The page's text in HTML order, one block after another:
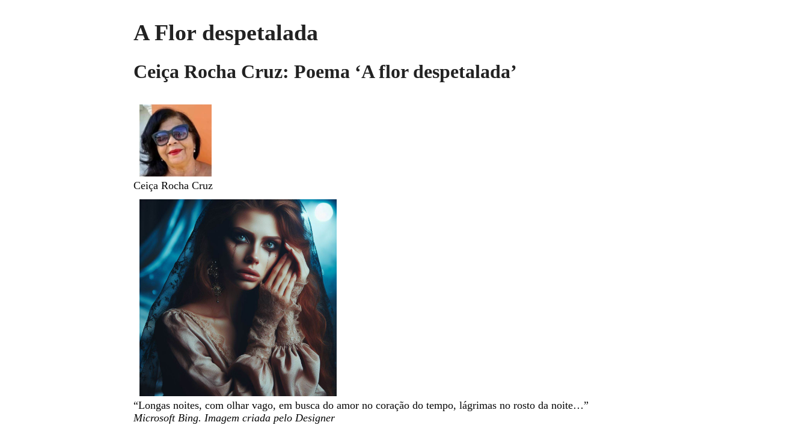
A Flor despetalada
Ceiça Rocha Cruz: Poema ‘A flor despetalada’
Ceiça Rocha Cruz
“Longas noites, com olhar vago, em busca do amor no coração do tempo, lágrimas no rosto da noite…”
Microsoft Bing. Imagem criada pelo Designer